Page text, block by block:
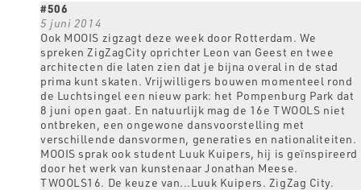
#506
5 juni 2014
Ook MOOIS zigzagt deze week door Rotterdam. We
spreken ZigZagCity oprichter Leon van Geest en twee
architecten die laten zien dat je bijna overal in de stad
prima kunt skaten. Vrijwilligers bouwen momenteel rond
de Luchtsingel een nieuw park: het Pompenburg Park dat
8 juni open gaat. En natuurlijk mag de 16e TWOOLS niet
ontbreken, een ongewone dansvoorstelling met
verschillende dansvormen, generaties en nationaliteiten.
MOOIS sprak ook student Luuk Kuipers, hij is geïnspireerd
door het werk van kunstenaar Jonathan Meese.
TWOOLS16. De keuze van...Luuk Kuipers. ZigZag City.